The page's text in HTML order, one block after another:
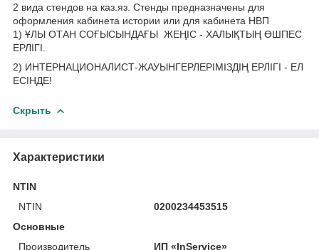
2 вида стендов на каз.яз. Стенды предназначены для
оформления кабинета истории или для кабинета НВП
1) ҰЛЫ ОТАН СОҒЫСЫНДАҒЫ ЖЕҢІС - ХАЛЫҚТЫҢ ӨШПЕС
ЕРЛІГІ.
2) ИНТЕРНАЦИОНАЛИСТ-ЖАУЫНГЕРЛЕРІМІЗДІҢ ЕРЛІГІ - ЕЛ
ЕСІНДЕ!
Скрыть
Характеристики
NTIN
NTIN
0200234453515
Основные
Производитель
ИП «InService»